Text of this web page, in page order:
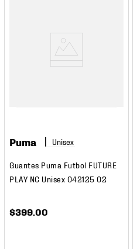
Puma
Guantes Puma Futbol FUTURE
PLAY NC Unisex 042125 02
$399 .00